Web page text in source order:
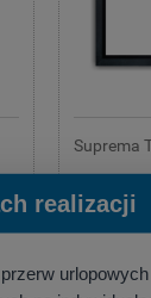
Suprema
3
(netto:2
realizacji